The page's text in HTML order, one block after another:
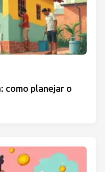
como planejar o